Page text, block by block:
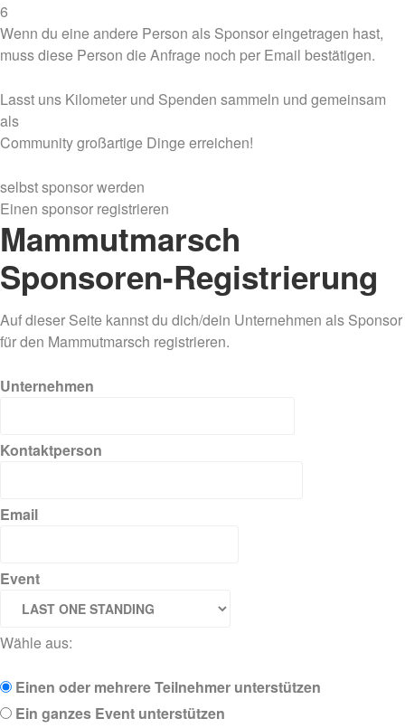
6
Wenn du eine andere Person als Sponsor eingetragen hast,
muss diese Person die Anfrage noch per Email bestätigen.
Lasst uns Kilometer und Spenden sammeln und gemeinsam
als
Community großartige Dinge erreichen!
selbst sponsor werden
Einen sponsor registrieren
Mammutmarsch
Sponsoren-Registrierung
Auf dieser Seite kannst du dich/dein Unternehmen als Sponsor
für den Mammutmarsch registrieren.
Unternehmen
Kontaktperson
Email
Event
Wähle aus:
Einen oder mehrere Teilnehmer unterstützen
Ein ganzes Event unterstützen